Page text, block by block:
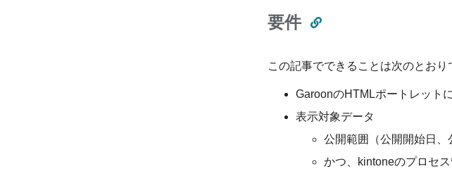
要件
この記事でできることは次のとおり
GaroonのHTMLポートレット
表示対象データ
公開範囲（公開開始日
かつ、kintoneのプロセ